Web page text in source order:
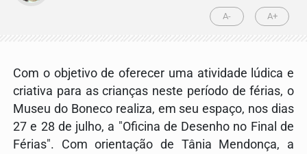
A- A+
Com o objetivo de oferecer uma atividade lúdica e
criativa para as crianças neste período de férias, o
Museu do Boneco realiza, em seu espaço, nos dias
27 e 28 de julho, a "Oficina de Desenho no Final de
Férias". Com orientação de Tânia Mendonça, a